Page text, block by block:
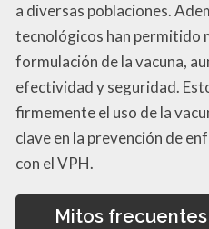
a diversas poblaciones.
tecnológicos han permitido
formulación de la vacuna,
efectividad y seguridad.
firmemente el uso de la
clave en la prevención de
con el VPH.
Mitos